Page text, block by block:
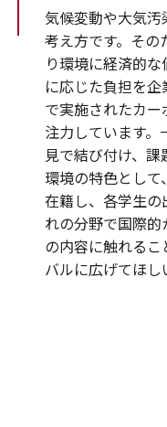
気候変動や大気
考え方です。そ
り環境に経済的
に応じた負担を
で実施されたカ
注力しています
見で結び付け、
環境の特色とし
在籍し、各学生
れの分野で国際
の内容に触れる
バルに広げてほし